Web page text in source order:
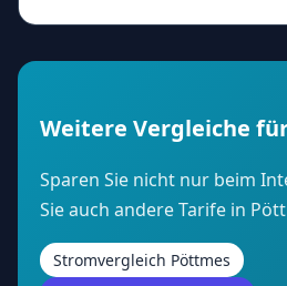
Weitere Vergleiche
Sparen Sie nicht nur beim
Sie auch andere Tarife in
Stromvergleich Pöttmes